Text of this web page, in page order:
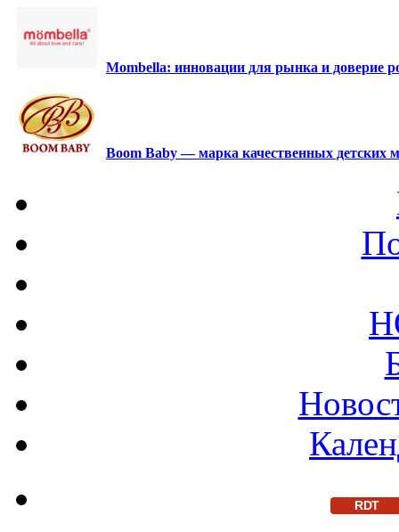
Mombella: инновации для рынка и доверие
Boom Baby — марка качественных детских
RDT